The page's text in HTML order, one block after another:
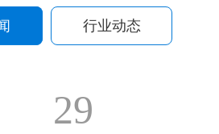
行业动态
29